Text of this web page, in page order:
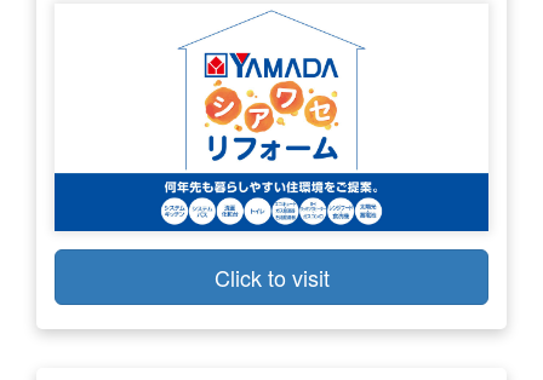
Click to visit